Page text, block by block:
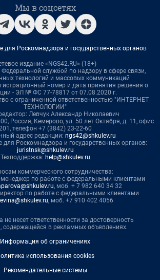
Мы в соцсетях
для Роскомнадзора и государственных органов
издание «NGS42.RU» (18+)
службой по надзору в сфере связи,
технологий и массовых коммуникаций
номер и дата принятия решения о
- ЭЛ № ФС 77-78817 от 07.08.2020 г.
с ограниченной ответственностью "ИНТЕРНЕТ
ТЕХНОЛОГИИ"
Левчук Александр Николаевич
Россия, Кемерово, ул. 50 лет Октября, д. 11, офис
телефон +7 (3842) 23-22-60
адрес редакции: ngs42@shkulev.ru
для Роскомнадзора и государственных органов:
juristnsk@shkulev.ru
Техподдержка: help@shkulev.ru
коммерческого сотрудничества:
по работе с федеральными клиентами
, моб. + 7 982 640 34 32
по работе с федеральными клиентами
, моб. +7 910 402 4056
не несет ответственности за достоверность
содержащейся в рекламных объявлениях.
Информация об ограничениях
использования cookies
Рекомендательные системы